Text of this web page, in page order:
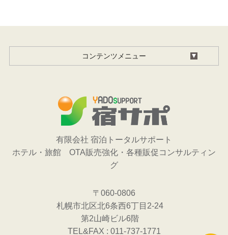
コンテンツメニュー
有限会社 宿泊トータルサポート
ホテル・旅館 OTA販売強化・各種販促コンサルティン
グ
〒060-0806
札幌市北区北6条西6丁目2-24
第2山崎ビル6階
TEL&FAX : 011-737-1771